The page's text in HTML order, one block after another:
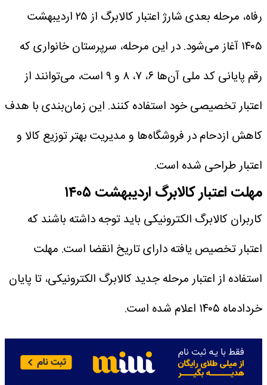
رفاه، مرحله بعدی شارژ اعتبار کالابرگ از ۲۵ اردیبهشت
۱۴۰۵ آغاز می‌شود. در این مرحله، سرپرستان خانواری که
رقم پایانی کد ملی آن‌ها ۶، ۷، ۸ و ۹ است، می‌توانند از
اعتبار تخصیصی خود استفاده کنند. این زمان‌بندی با هدف
کاهش ازدحام در فروشگاه‌ها و مدیریت بهتر توزیع کالا و
اعتبار طراحی شده است.
مهلت اعتبار کالابرگ اردیبهشت ۱۴۰۵
کاربران کالابرگ الکترونیکی باید توجه داشته باشند که
اعتبار تخصیص یافته دارای تاریخ انقضا است. مهلت
استفاده از اعتبار مرحله جدید کالابرگ الکترونیکی، تا پایان
خردادماه ۱۴۰۵ اعلام شده است.